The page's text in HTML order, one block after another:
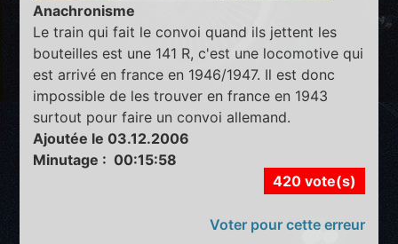
Anachronisme
Le train qui fait le convoi quand ils jettent les
bouteilles est une 141 R, c'est une locomotive qui
est arrivé en france en 1946/1947. Il est donc
impossible de les trouver en france en 1943
surtout pour faire un convoi allemand.
Ajoutée le 03.12.2006
Minutage : 00:15:58
420 vote(s)
Voter pour cette erreur